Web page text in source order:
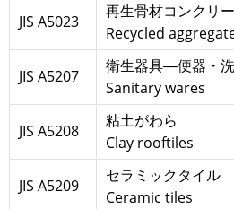
JIS A5023
再生骨材コンクリ
Recycled
JIS A5207
衛生器具―便器・
Sanitary wares
JIS A5208
粘土がわら
Clay rooftiles
JIS A5209
セラミックタイル
Ceramic tiles